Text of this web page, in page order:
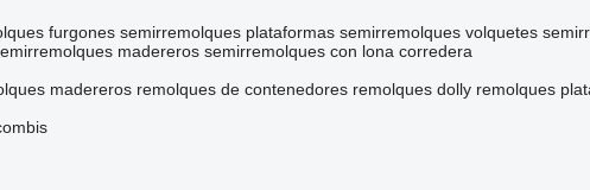
furgones semirremolques plataformas semirremolques volquetes
madereros semirremolques con lona corredera
madereros remolques de contenedores remolques dolly remolques